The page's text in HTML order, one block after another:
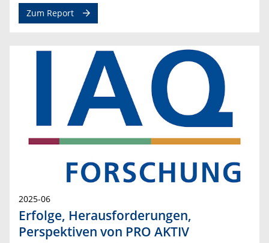
Zum Report
2025-06
Erfolge, Herausforderungen,
Perspektiven von PRO AKTIV